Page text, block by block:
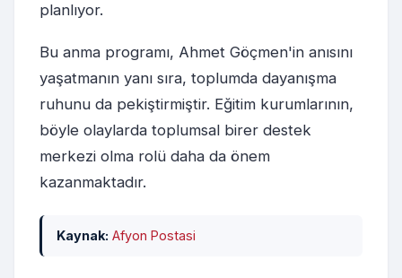
planlıyor.
Bu anma programı, Ahmet Göçmen'in anısını
yaşatmanın yanı sıra, toplumda dayanışma
ruhunu da pekiştirmiştir. Eğitim kurumlarının,
böyle olaylarda toplumsal birer destek
merkezi olma rolü daha da önem
kazanmaktadır.
Kaynak: Afyon Postasi